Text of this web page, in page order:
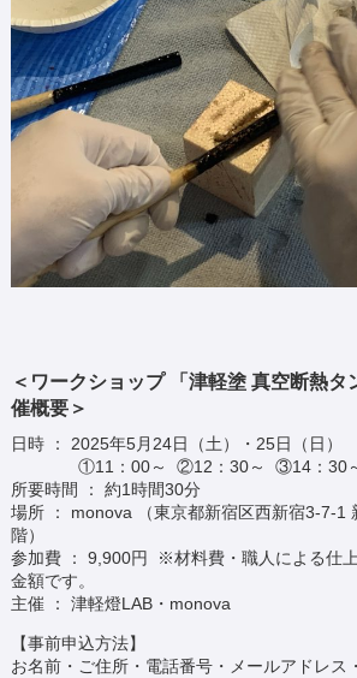
＜ワークショップ 「津軽塗 真空断熱タ
催概要＞
日時 ： 2025年5月24日（土）・25日（日）
①11：00～ ②12：30～ ③14：30
所要時間 ： 約1時間30分
場所 ： monova （東京都新宿区西新宿3-7-1
階）
参加費 ： 9,900円 ※材料費・職人による仕
金額です。
主催 ： 津軽燈LAB・monova
【事前申込方法】
お名前・ご住所・電話番号・メールアドレス